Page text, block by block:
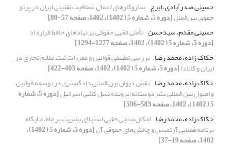
حسینی صدرآبادی، ایرج سازوکارهای اعمال شفافیت تقنینی ایران در پرتو
حقوق بین‌الملل[دوره 5، شماره 5 ( 1402)، 1402، صفحه 57-80]
حسینی مقدم، سیدحسن تأملی فقهی حقوقی بر نهادهای حافظ قرارداد
[دوره 5، شماره 5 ( 1402)، 1402، صفحه 1277-1294]
حکاک زاده، محمد رضا بررسی تطبیقی قوانین و مقررات ثبت علائم تجاری در
ایران و کانادا[دوره 5، شماره 5 ( 1402)، 1402، صفحه 403-422]
حکاک زاده، محمد رضا نقش دیوان بین المللی دادگستری در توسعه قوانین
و اصول بین المللی بشردوستانه؛پرونده نسل کشی اسرائیل [دوره 5، شماره
5 ( 1402)، 1402، صفحه 583-596]
حکاک زاده، محمدرضا امکان‌سنجی فقهی استیلای بشریت بر ماه، جایگاه
برنامه فضایی آرتمیس و چالش‌های حقوقی آن [دوره 5، شماره 5 ( 1402)،
1402، صفحه 19-37]